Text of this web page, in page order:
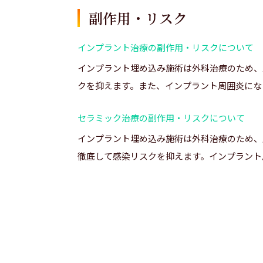
副作用・リスク
インプラント治療の副作用・リスクについて
インプラント埋め込み施術は外科治療のため
クを抑えます。また、インプラント周囲炎に
セラミック治療の副作用・リスクについて
インプラント埋め込み施術は外科治療のため
徹底して感染リスクを抑えます。インプラン